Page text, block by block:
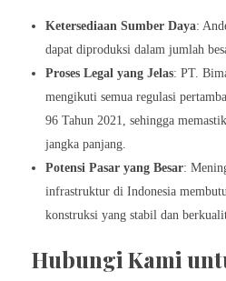
Ketersediaan Sumber Daya:
dapat diproduksi dalam jumlah
Proses Legal yang Jelas: PT.
mengikuti semua regulasi
96 Tahun 2021, sehingga
jangka panjang.
Potensi Pasar yang Besar:
infrastruktur di Indonesia
konstruksi yang stabil dan
Hubungi Kami